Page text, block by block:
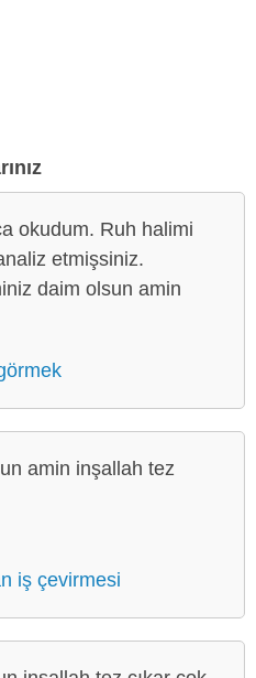
okudum. Ruh halimi
etmişsiniz.
daim olsun amin
amin inşallah tez
iş çevirmesi